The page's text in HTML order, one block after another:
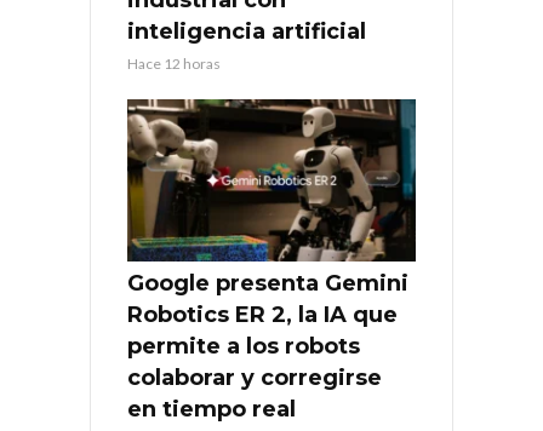
inteligencia artificial
Hace 12 horas
Google presenta Gemini
Robotics ER 2, la IA que
permite a los robots
colaborar y corregirse
en tiempo real